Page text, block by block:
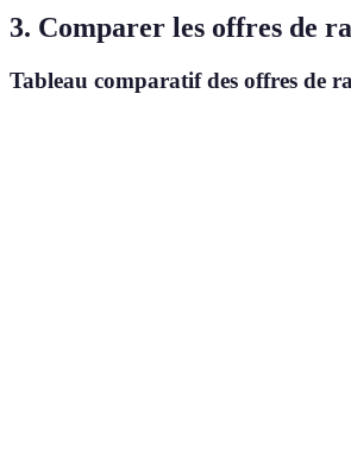
3. Comparer les offres de
Tableau comparatif des offres de